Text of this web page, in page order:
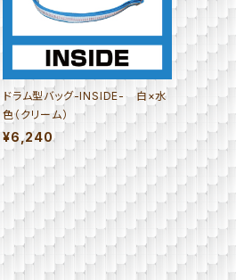
ドラム型バッグ-INSIDE- 白×水
色（クリーム）
¥6,240